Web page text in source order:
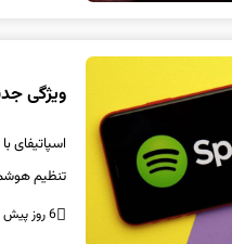
ویژگی
تنظیم
6 روز پیش